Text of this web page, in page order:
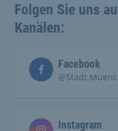
Folgen Sie uns
Kanälen:
Facebook
Instagram